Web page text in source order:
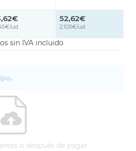
ud
52,62€
2.105€/ud
sin IVA incluido
o después de pagar